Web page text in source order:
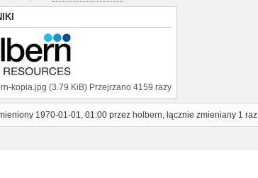
kopia.jpg (3.79 KiB) Przejrzano 4159 razy
1970-01-01, 01:00 przez holbern , łącznie zmieniany 1 raz.